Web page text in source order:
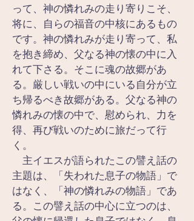
って、神の憐れみの走り寄りこそ、
将に、自らの福音の中核にあるもの
です。神の憐れみが走り寄って、私
を抱き締め、父なる神の懐の中に入
れて下さる。そこに魂の故郷があ
る。厳しい戦いの中にいる自分が立
ち帰るべき故郷がある。父なる神の
憐れみの懐の中で、慰められ、力を
得、再び戦いのために旅だって行
く。
主イエスが語られたこの譬え話の
主題は、「失われた息子の物語」で
はなく、「神の憐れみの物語」であ
る。この譬え話の中心に立つのは、